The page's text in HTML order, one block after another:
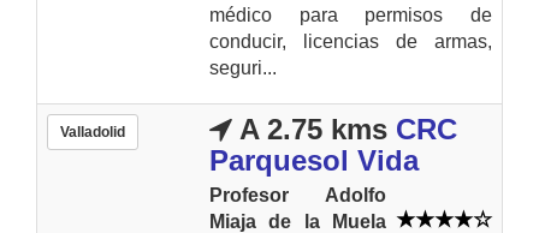
médico para permisos de
conducir, licencias de armas,
seguri...
Valladolid A 2.75 kms CRC
Parquesol Vida
Profesor Adolfo
Miaja de la Muela